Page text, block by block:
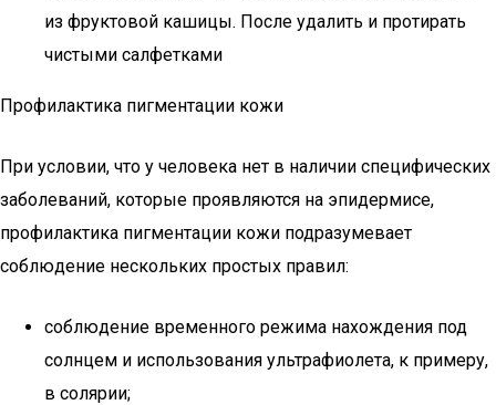
из фруктовой кашицы. После удалить и протирать
чистыми салфетками
Профилактика пигментации кожи
При условии, что у человека нет в наличии специфических
заболеваний, которые проявляются на эпидермисе,
профилактика пигментации кожи подразумевает
соблюдение нескольких простых правил:
соблюдение временного режима нахождения под
солнцем и использования ультрафиолета, к примеру,
в солярии;